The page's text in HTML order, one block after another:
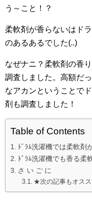
う～こと！？
柔軟剤が香らないはド
のあるあるでした(..)
なぜナニ？柔軟剤の香
調査しました。高額だ
なアカンということで
剤も調査しました！
Table of Contents
ﾄﾞﾗﾑ洗濯機では柔軟剤
ﾄﾞﾗﾑ洗濯機でも香る柔
さ い ご に
★次の記事もオス